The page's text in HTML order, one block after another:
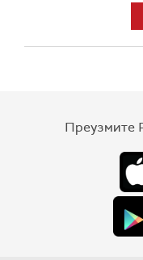
Преузмите